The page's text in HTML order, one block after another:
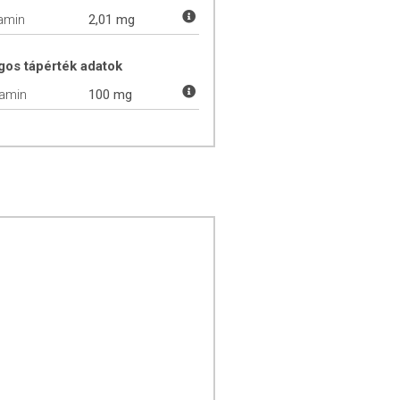
2,01 mg
tápérték adatok
100 mg